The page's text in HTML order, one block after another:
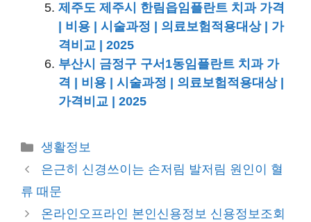
제주도 제주시 한림읍임플란트 치과 가격
| 비용 | 시술과정 | 의료보험적용대상 | 가
격비교 | 2025
부산시 금정구 구서1동임플란트 치과 가
격 | 비용 | 시술과정 | 의료보험적용대상 |
가격비교 | 2025
카
테
리
생활정보
은근히 신경쓰이는 손저림 발저림 원인이 혈
류 때문
온라인오프라인 본인신용정보 신용정보조회